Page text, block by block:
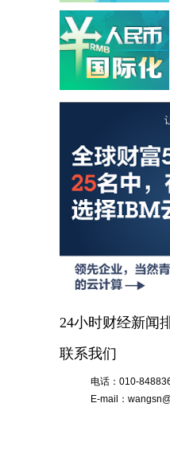
24小时财经新闻
联系我们
电话： 010-
E-mail：